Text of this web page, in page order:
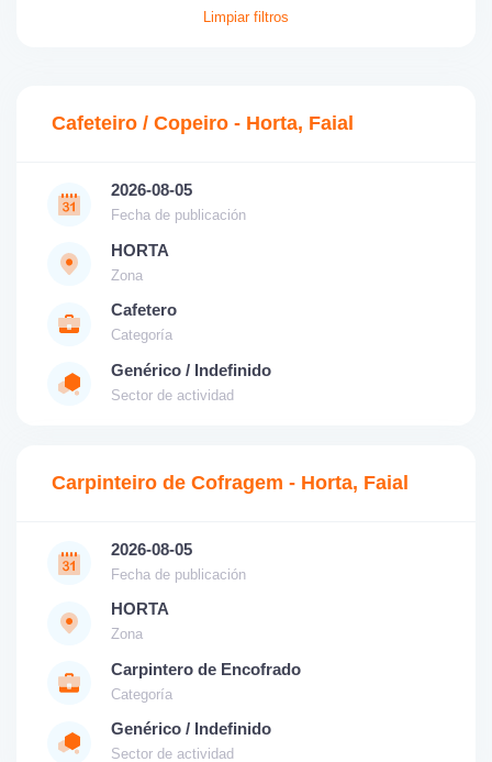
Limpiar filtros
Cafeteiro / Copeiro - Horta, Faial
2026-08-05
Fecha de publicación
HORTA
Zona
Cafetero
Categoría
Genérico / Indefinido
Sector de actividad
Carpinteiro de Cofragem - Horta, Faial
2026-08-05
Fecha de publicación
HORTA
Zona
Carpintero de Encofrado
Categoría
Genérico / Indefinido
Sector de actividad